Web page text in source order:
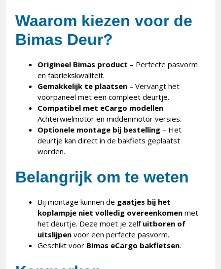
Waarom kiezen voor de
Bimas Deur?
Origineel Bimas product – Perfecte pasvorm
en fabriekskwaliteit.
Gemakkelijk te plaatsen – Vervangt het
voorpaneel met een compleet deurtje.
Compatibel met eCargo modellen –
Achterwielmotor en middenmotor versies.
Optionele montage bij bestelling – Het
deurtje kan direct in de bakfiets geplaatst
worden.
Belangrijk om te weten
Bij montage kunnen de gaatjes bij het
koplampje niet volledig overeenkomen met
het deurtje. Deze moet je zelf uitboren of
uitslijpen voor een perfecte pasvorm.
Geschikt voor Bimas eCargo bakfietsen.